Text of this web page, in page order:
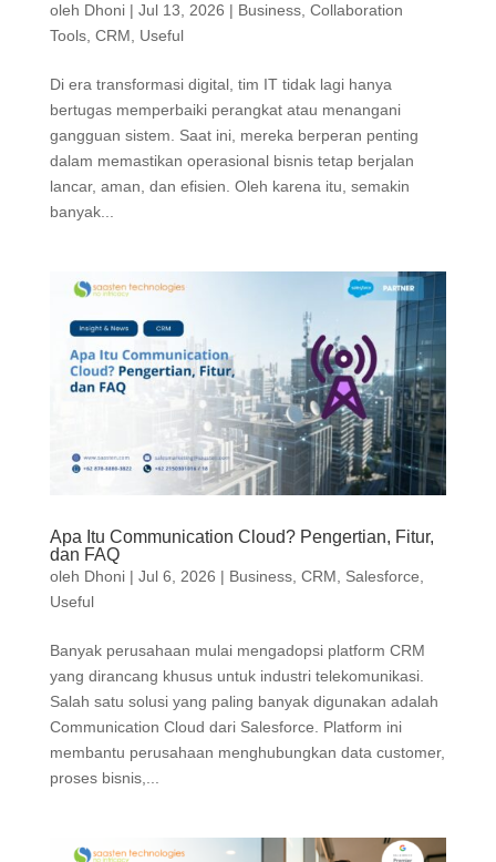
oleh Dhoni| Jul 13, 2026 | Business, Collaboration
Tools, CRM, Useful
Di era transformasi digital, tim IT tidak lagi hanya
bertugas memperbaiki perangkat atau menangani
gangguan sistem. Saat ini, mereka berperan penting
dalam memastikan operasional bisnis tetap berjalan
lancar, aman, dan efisien. Oleh karena itu, semakin
banyak...
Apa Itu Communication Cloud? Pengertian, Fitur,
dan FAQ
oleh Dhoni| Jul 6, 2026 | Business, CRM Salesforce
Useful
Banyak perusahaan mulai mengadopsi platform CRM
yang dirancang khusus untuk industri telekomunikasi.
Salah satu solusi yang paling banyak digunakan adalah
Communication Cloud dari Salesforce. Platform ini
membantu perusahaan menghubungkan data customer,
proses bisnis,...